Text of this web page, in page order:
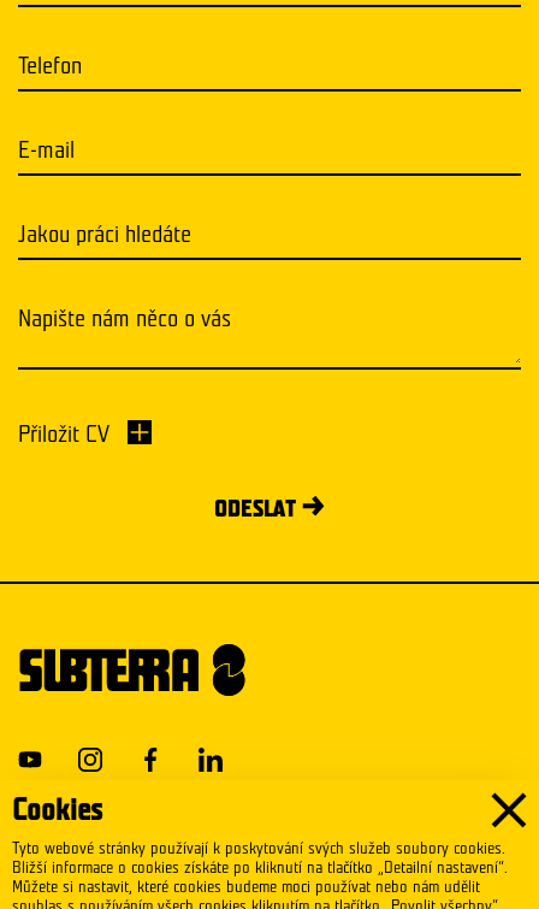
Přiložit CV
ODESLAT
Zkušení pracovníci
Cookies
Tyto webové stránky používají k poskytování svých služeb soubory cookies.
Bližší informace o cookies získáte po kliknutí na tlačítko „Detailní nastavení“.
Můžete si nastavit, které cookies budeme moci používat nebo nám udělit